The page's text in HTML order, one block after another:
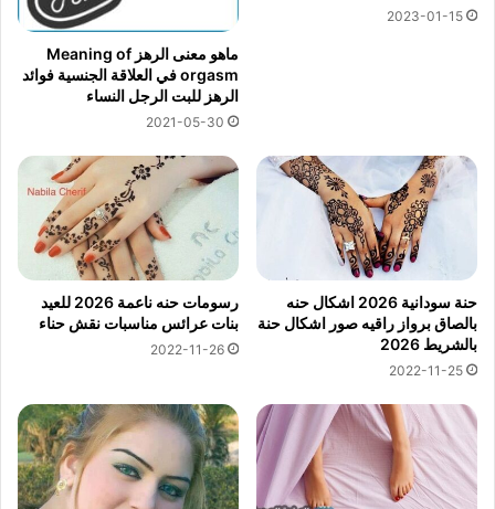
2023-01-15
ماهو معنى الرهز Meaning of
orgasm في العلاقة الجنسية فوائد
الرهز للبت الرجل النساء
2021-05-30
حنة سودانية 2026 اشكال حنه
بالصاق برواز راقيه صور اشكال حنة
بالشريط 2026
2022-11-25
رسومات حنه ناعمة 2026 للعيد
بنات عرائس مناسبات نقش حناء
2022-11-26